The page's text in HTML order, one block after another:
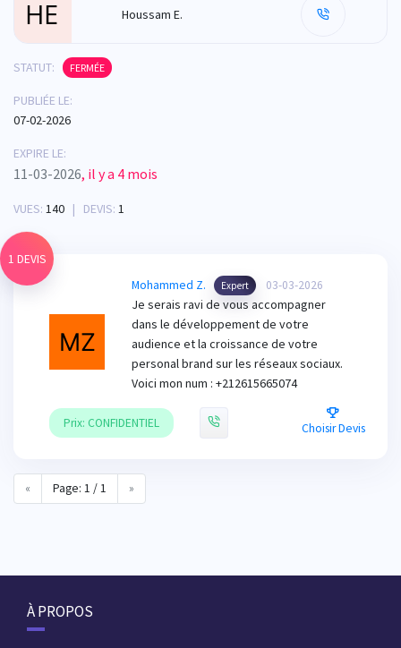
Houssam E.
STATUT: FERMÉE
PUBLIÉE LE:
07-02-2026
EXPIRE LE:
11-03-2026, il y a 4 mois
VUES: 140 | DEVIS: 1
1 DEVIS
Mohammed Z.
Expert 03-03-2026
Je serais ravi de vous accompagner
dans le développement de votre
audience et la croissance de votre
personal brand sur les réseaux sociaux.
Voici mon num : +212615665074
Prix: CONFIDENTIEL Choisir Devis
« Page: 1 / 1 »
À PROPOS